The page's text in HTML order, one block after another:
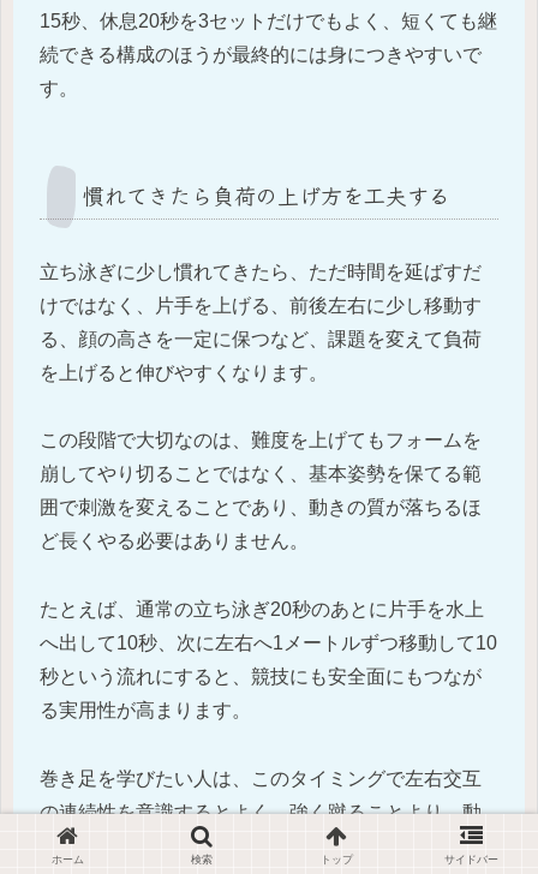
15秒、休息20秒を3セットだけでもよく、短くても継
続できる構成のほうが最終的には身につきやすいで
す。
慣れてきたら負荷の上げ方を工夫する
立ち泳ぎに少し慣れてきたら、ただ時間を延ばすだ
けではなく、片手を上げる、前後左右に少し移動す
る、顔の高さを一定に保つなど、課題を変えて負荷
を上げると伸びやすくなります。
この段階で大切なのは、難度を上げてもフォームを
崩してやり切ることではなく、基本姿勢を保てる範
囲で刺激を変えることであり、動きの質が落ちるほ
ど長くやる必要はありません。
たとえば、通常の立ち泳ぎ20秒のあとに片手を水上
へ出して10秒、次に左右へ1メートルずつ移動して10
秒という流れにすると、競技にも安全面にもつなが
る実用性が高まります。
巻き足を学びたい人は、このタイミングで左右交互
の連続性を意識するとよく、強く蹴ることより、動
きが止まらず滑らかにつながることを優先したほう
ホーム 検索 トップ サイドバー